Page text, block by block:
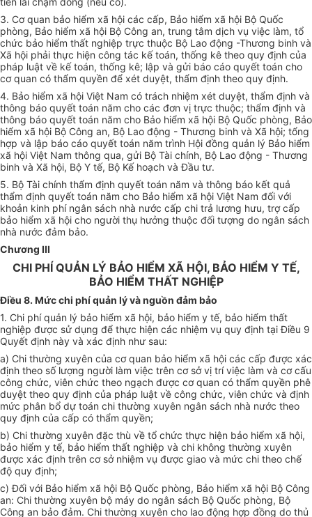
3. Cơ quan bảo hiểm xã hội các cấp, Bảo hiểm xã hội Bộ Quốc
phòng, Bảo hiểm xã hội Bộ Công an, trung tâm dịch vụ việc làm, tổ
chức bảo hiểm thất nghiệp trực thuộc Bộ Lao động -Thương binh và
Xã hội phải thực hiện công tác kế toán, thống kê theo quy định của
pháp luật về kế toán, thống kê; lập và gửi báo cáo quyết toán cho
cơ quan có thẩm quyền để xét duyệt, thẩm định theo quy định.
4. Bảo hiểm xã hội Việt Nam có trách nhiệm xét duyệt, thẩm định và
thông báo quyết toán năm cho các đơn vị trực thuộc; thẩm định và
thông báo quyết toán năm cho Bảo hiểm xã hội Bộ Quốc phòng, Bảo
hiểm xã hội Bộ Công an, Bộ Lao động - Thương binh và Xã hội; tổng
hợp và lập báo cáo quyết toán năm trình Hội đồng quản lý Bảo hiểm
xã hội Việt Nam thông qua, gửi Bộ Tài chính, Bộ Lao động - Thương
binh và Xã hội, Bộ Y tế, Bộ Kế hoạch và Đầu tư.
5. Bộ Tài chính thẩm định quyết toán năm và thông báo kết quả
thẩm định quyết toán năm cho Bảo hiểm xã hội Việt Nam đối với
khoản kinh phí ngân sách nhà nước cấp chi trả lương hưu, trợ cấp
bảo hiểm xã hội cho người thụ hưởng thuộc đối tượng do ngân sách
nhà nước đảm bảo.
Chương III
CHI PHÍ QUẢN LÝ BẢO HIỂM XÃ HỘI, BẢO HIỂM Y TẾ,
BẢO HIỂM THẤT NGHIỆP
Điều 8. Mức chi phí quản lý và nguồn đảm bảo
1. Chi phí quản lý bảo hiểm xã hội, bảo hiểm y tế, bảo hiểm thất
nghiệp được sử dụng để thực hiện các nhiệm vụ quy định tại Điều 9
Quyết định này và xác định như sau:
a) Chi thường xuyên của cơ quan bảo hiểm xã hội các cấp được xác
định theo số lượng người làm việc trên cơ sở vị trí việc làm và cơ cấu
công chức, viên chức theo ngạch được cơ quan có thẩm quyền phê
duyệt theo quy định của pháp luật về công chức, viên chức và định
mức phân bổ dự toán chi thường xuyên ngân sách nhà nước theo
quy định của cấp có thẩm quyền;
b) Chi thường xuyên đặc thù về tổ chức thực hiện bảo hiểm xã hội,
bảo hiểm y tế, bảo hiểm thất nghiệp và chi không thường xuyên
được xác định trên cơ sở nhiệm vụ được giao và mức chi theo chế
độ quy định;
c) Đối với Bảo hiểm xã hội Bộ Quốc phòng, Bảo hiểm xã hội Bộ Công
an: Chi thường xuyên bộ máy do ngân sách Bộ Quốc phòng, Bộ
Công an bảo đảm. Chi thường xuyên cho lao động hợp đồng do thủ